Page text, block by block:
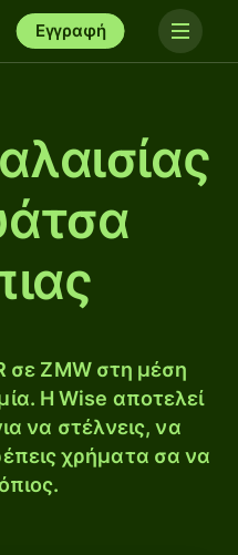
Εγγραφή
σε ZMW στη μέση
Η Wise αποτελεί
να στέλνεις, να
χρήματα σα να